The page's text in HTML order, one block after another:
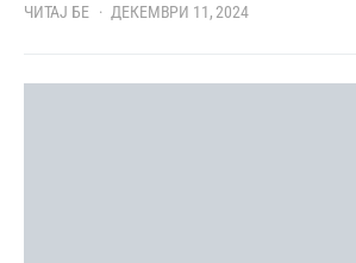
ЧИТАЈ БЕ ДЕКЕМВРИ 11, 2024